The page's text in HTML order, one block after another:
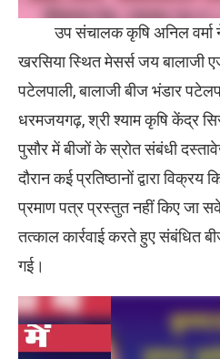
उप संचालक कृषि अनिल वर्मा ने
खरसिया स्थित मेसर्स जय बालाजी
पटेलपाली, बालाजी बीज भंडार
धरमजयगढ़, श्री श्याम कृषि केंद्र
पुसौर में बीजों के स्रोत संबंधी
दौरान कई प्रतिष्ठानों द्वारा
प्रमाण पत्र प्रस्तुत नहीं किए जा
तत्काल कार्रवाई करते हुए संबंधित
गई।